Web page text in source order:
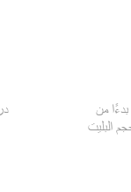
من
البليت